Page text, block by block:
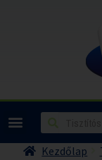
Kezdőlap